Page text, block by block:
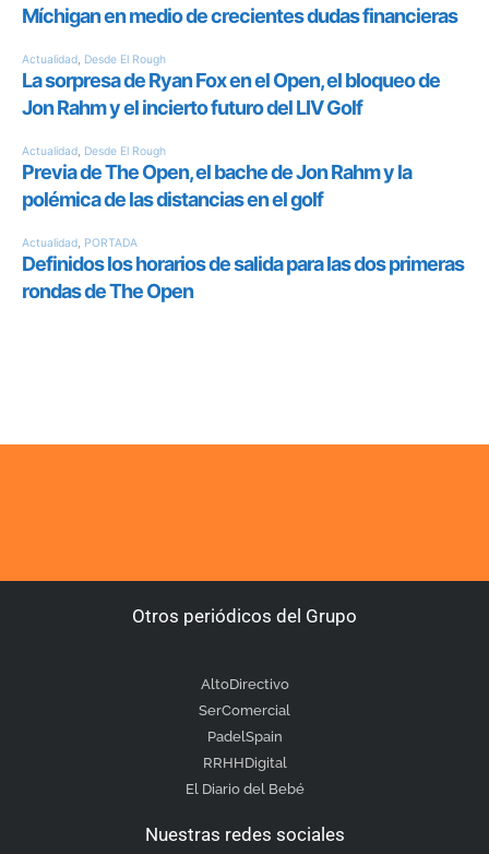
Otros periódicos del Grupo
AltoDirectivo
SerComercial
PadelSpain
RRHHDigital
El Diario del Bebé
Nuestras redes sociales